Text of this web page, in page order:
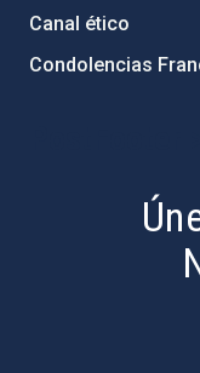
Canal ético
Condolencias